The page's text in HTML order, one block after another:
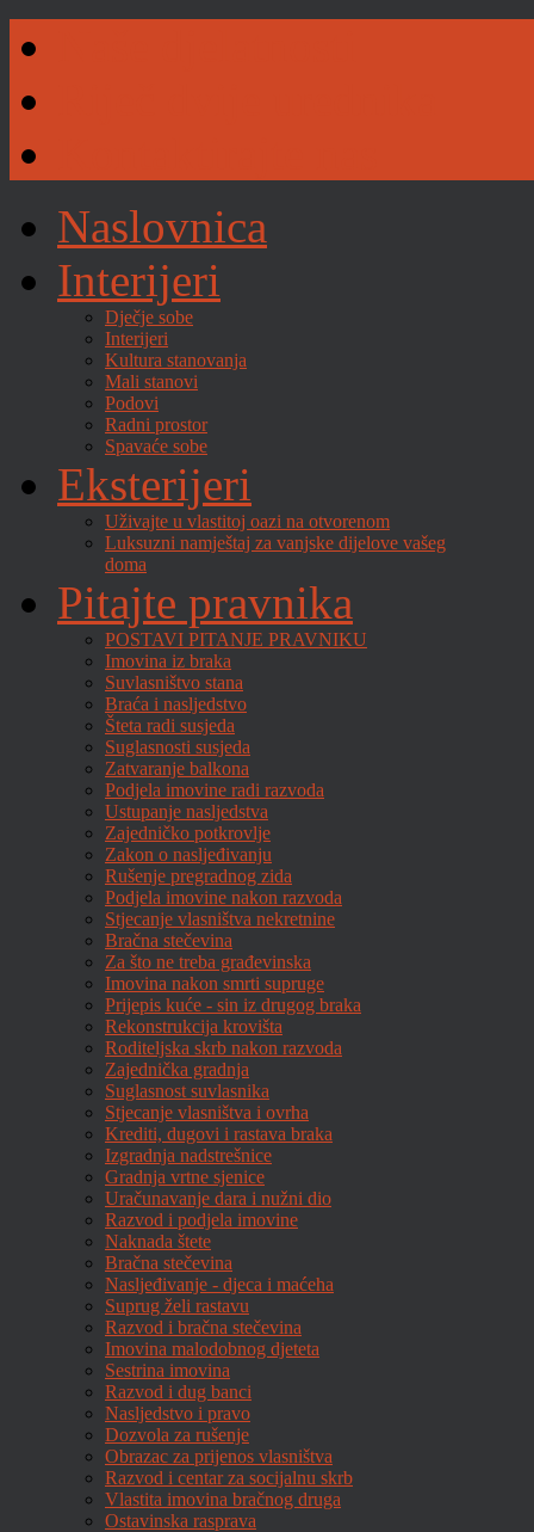
Naslovnica
Interijeri
Dječje sobe
Interijeri
Kultura stanovanja
Mali stanovi
Podovi
Radni prostor
Spavaće sobe
Eksterijeri
Uživajte u vlastitoj oazi na otvorenom
Luksuzni namještaj za vanjske dijelove vašeg
doma
Pitajte pravnika
POSTAVI PITANJE PRAVNIKU
Imovina iz braka
Suvlasništvo stana
Braća i nasljedstvo
Šteta radi susjeda
Suglasnosti susjeda
Zatvaranje balkona
Podjela imovine radi razvoda
Ustupanje nasljedstva
Zajedničko potkrovlje
Zakon o nasljeđivanju
Rušenje pregradnog zida
Podjela imovine nakon razvoda
Stjecanje vlasništva nekretnine
Bračna stečevina
Za što ne treba građevinska
Imovina nakon smrti supruge
Prijepis kuće - sin iz drugog braka
Rekonstrukcija krovišta
Roditeljska skrb nakon razvoda
Zajednička gradnja
Suglasnost suvlasnika
Stjecanje vlasništva i ovrha
Krediti, dugovi i rastava braka
Izgradnja nadstrešnice
Gradnja vrtne sjenice
Uračunavanje dara i nužni dio
Razvod i podjela imovine
Naknada štete
Bračna stečevina
Nasljeđivanje - djeca i maćeha
Suprug želi rastavu
Razvod i bračna stečevina
Imovina malodobnog djeteta
Sestrina imovina
Razvod i dug banci
Nasljedstvo i pravo
Dozvola za rušenje
Obrazac za prijenos vlasništva
Razvod i centar za socijalnu skrb
Vlastita imovina bračnog druga
Ostavinska rasprava